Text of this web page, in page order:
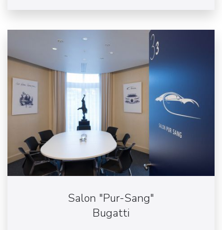
Salon "Pur-Sang"
Bugatti